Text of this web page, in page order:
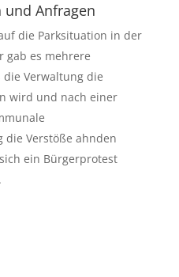
Anfragen
die Parksituation in der
gab es mehrere
die Verwaltung die
wird und nach einer
die Verstöße ahnden
ein Bürgerprotest